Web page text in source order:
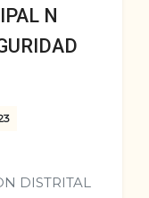
N
DISTRITAL